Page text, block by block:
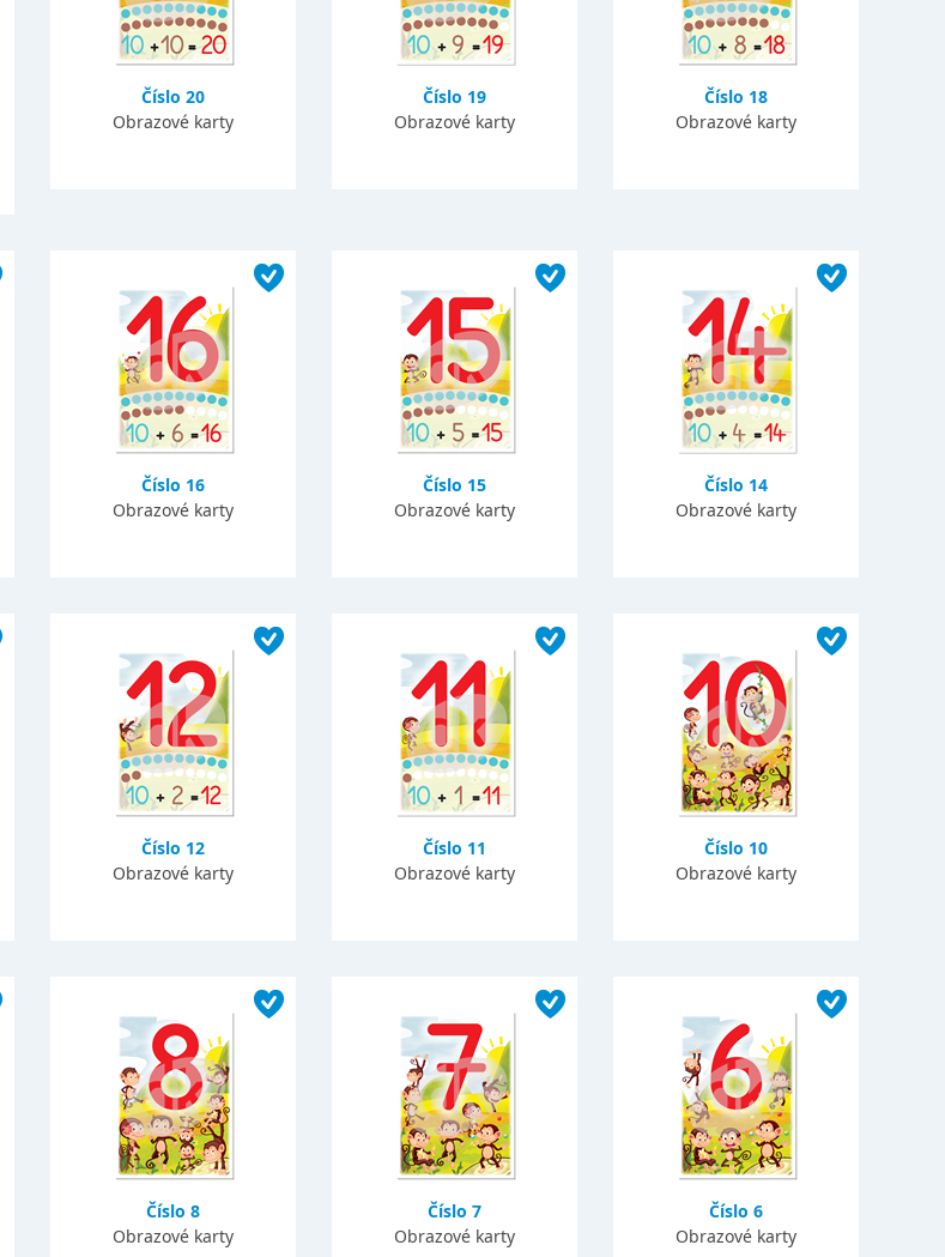
Číslo 20
Obrazové karty
Číslo 19
Obrazové karty
Číslo 18
Obrazové karty
Číslo 16
Obrazové karty
Číslo 15
Obrazové karty
Číslo 14
Obrazové karty
Číslo 12
Obrazové karty
Číslo 11
Obrazové karty
Číslo 10
Obrazové karty
Číslo 8
Obrazové karty
Číslo 7
Obrazové karty
Číslo 6
Obrazové karty